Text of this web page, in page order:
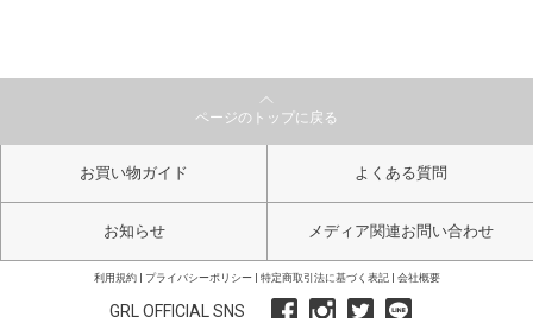
ページのトップに戻る
お買い物ガイド よくある質問
お知らせ メディア関連お問い合わせ
利用規約 プライバシーポリシー 特定商取引法に基づく表記 会社概要
GRL OFFICIAL SNS